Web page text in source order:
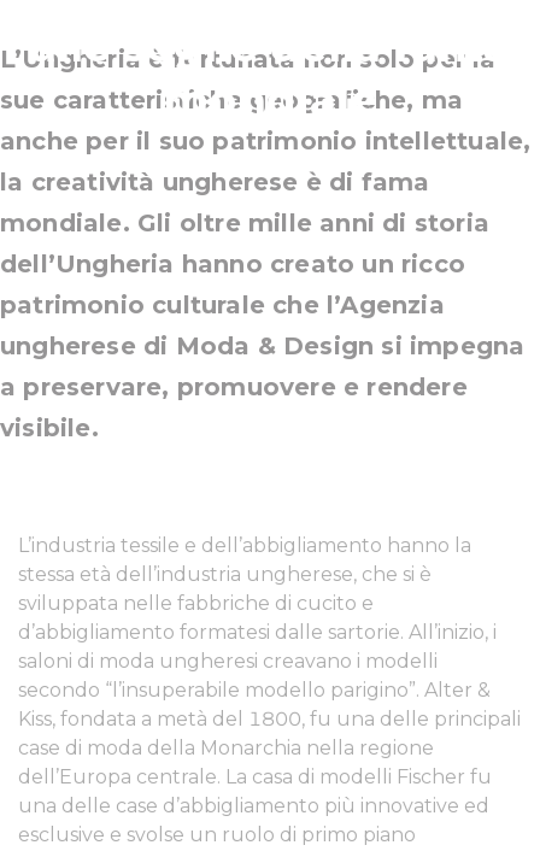
alle soglie della fama
mondiale
L’Ungheria è fortunata non solo per la
sue caratteristiche geografiche, ma
anche per il suo patrimonio intellettuale,
la creatività ungherese è di fama
mondiale. Gli oltre mille anni di storia
dell’Ungheria hanno creato un ricco
patrimonio culturale che l’Agenzia
ungherese di Moda & Design si impegna
a preservare, promuovere e rendere
visibile.
L’industria tessile e dell’abbigliamento hanno la
stessa età dell’industria ungherese, che si è
sviluppata nelle fabbriche di cucito e
d’abbigliamento formatesi dalle sartorie. All’inizio, i
saloni di moda ungheresi creavano i modelli
secondo “l’insuperabile modello parigino”. Alter &
Kiss, fondata a metà del 1800, fu una delle principali
case di moda della Monarchia nella regione
dell’Europa centrale. La casa di modelli Fischer fu
una delle case d’abbigliamento più innovative ed
esclusive e svolse un ruolo di primo piano